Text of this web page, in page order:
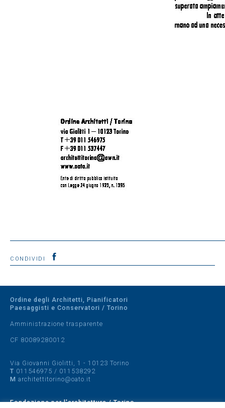
CONDIVIDI
Ordine degli Architetti, Pianificatori
Paesaggisti e Conservatori / Torino
Amministrazione trasparente
CF 80089280012
Via Giovanni Giolitti, 1 - 10123 Torino
T 011546975 / 011538292
M architettitorino@oato.it
Fondazione per l'architettura / Torino